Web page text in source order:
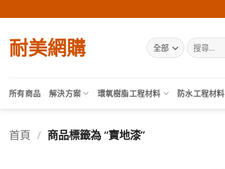
to
content
耐美網購
搜
尋
字:
所有商品 解決方案 環氧樹脂工程材料 防水工程材料
首頁 / 商品標籤為 “寶地漆”